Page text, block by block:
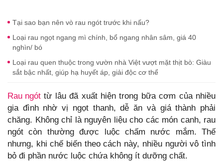
Tại sao bạn nên vò rau ngót trước khi nấu?
Loại rau ngọt ngang mì chính, bổ ngang nhân sâm, giá 40
nghìn/ bó
Loại rau quen thuộc trong vườn nhà Việt vượt mặt thịt bò: Giàu
sắt bậc nhất, giúp hạ huyết áp, giải độc cơ thể
Rau ngót từ lâu đã xuất hiện trong bữa cơm của nhiều
gia đình nhờ vị ngọt thanh, dễ ăn và giá thành phải
chăng. Không chỉ là nguyên liệu cho các món canh, rau
ngót còn thường được luộc chấm nước mắm. Thế
nhưng, khi chế biến theo cách này, nhiều người vô tình
bỏ đi phần nước luộc chứa không ít dưỡng chất.